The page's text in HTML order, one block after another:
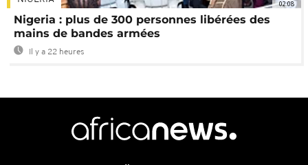
02:08
Nigeria : plus de 300 personnes libérées des
mains de bandes armées
Il y a 22 heures